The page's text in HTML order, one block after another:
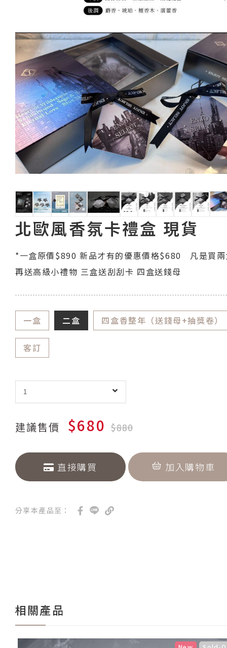
北歐風香氛卡禮盒 現貨
*一盒原價$890 新品才有的優惠價格$680 凡是買
再送高級小禮物 三盒送刮刮卡 四盒送錢母
一盒 二盒 四盒香整年（送錢母+抽獎卷）
客訂
建議售價 $680 $880
直接購買 加入購物車
分享本產品至：
相關產品